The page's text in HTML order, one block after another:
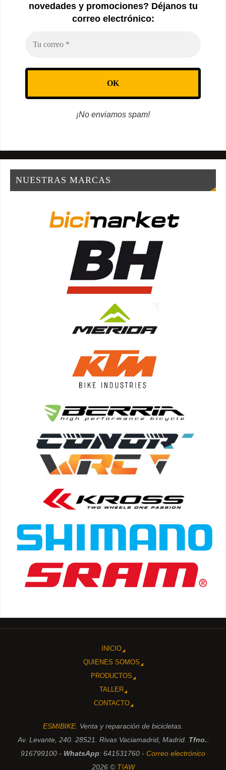
novedades y promociones? Déjanos tu
correo electrónico:
¡No enviamos spam!
NUESTRAS MARCAS
INICIO
QUIENES SOMOS
PRODUCTOS
TALLER
CONTACTO
ESMIBIKE. Venta y reparación de bicicletas.
Av. Levante, 240. 28521. Rivas Vaciamadrid, Madrid. Tfno.:
916799100 - WhatsApp: 641531760 - Correo electrónico
2026 © T!AW